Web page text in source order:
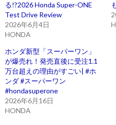
る!?2026 Honda Super-ONE
Test Drive Review
2026年6月4日
HONDA
ホンダ新型「スーパーワン」
が爆売れ！発売直後に受注1.1
万台超えの理由がすごい| #ホ
ンダ #スーパーワン
#hondasuperone
2026年6月16日
HONDA